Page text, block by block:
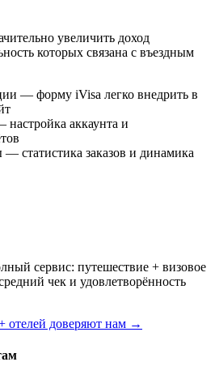
увеличить доход
которых связана с въездным
— форму iVisa легко внедрить в
настройка аккаунта и
— статистика заказов и динамика
сервис: путешествие + визовое
чек и удовлетворённость
отелей доверяют нам →